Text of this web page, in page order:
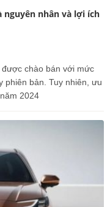
nguyên nhân và lợi ích
được chào bán với mức
phiên bản. Tuy nhiên, ưu
2024